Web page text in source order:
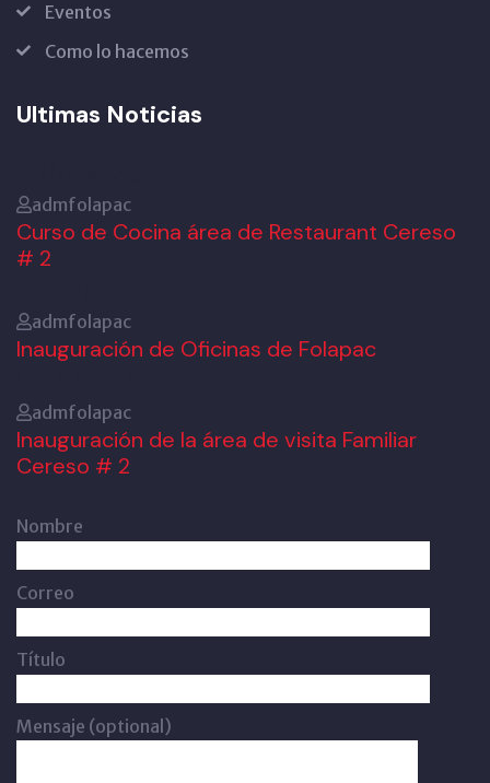
Eventos
Como lo hacemos
Ultimas Noticias
admfolapac
Curso de Cocina área de Restaurant Cereso
# 2
admfolapac
Inauguración de Oficinas de Folapac
admfolapac
Inauguración de la área de visita Familiar
Cereso # 2
Nombre
Correo
Título
Mensaje (optional)